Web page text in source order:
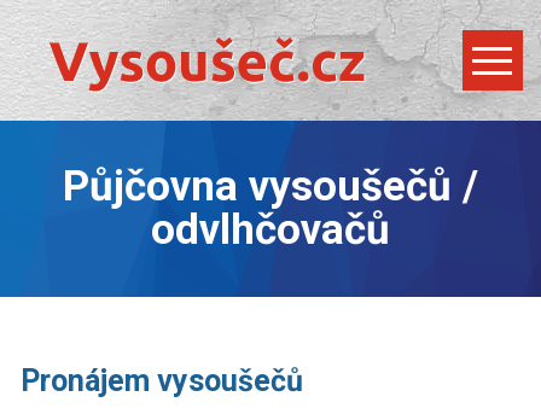
Půjčovna vysoušečů /
odvlhčovačů
Pronájem vysoušečů